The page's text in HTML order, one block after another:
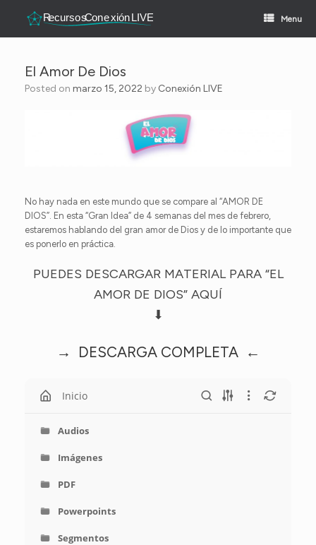
Menu
El Amor De Dios
Posted on marzo 15, 2022 by Conexión LIVE
No hay nada en este mundo que se compare al “AMOR DE
DIOS”. En esta “Gran Idea” de 4 semanas del mes de febrero,
estaremos hablando del gran amor de Dios y de lo importante que
es ponerlo en práctica.
PUEDES DESCARGAR MATERIAL PARA “EL
AMOR DE DIOS” AQUÍ
⬇
→ DESCARGA COMPLETA ←
Inicio
Audios
Imágenes
PDF
Powerpoints
Segmentos